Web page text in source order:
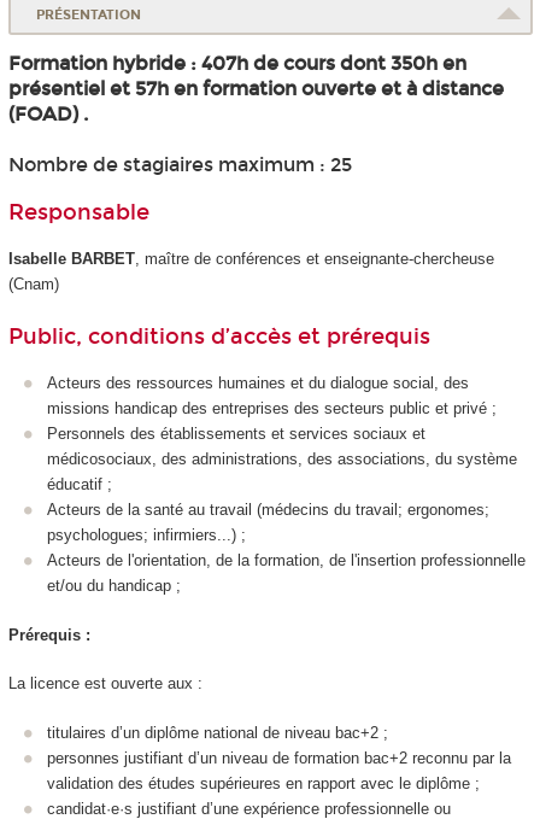
PRÉSENTATION
Formation hybride : 407h de cours dont 350h en
présentiel et 57h en formation ouverte et à distance
(FOAD) .
Nombre de stagiaires maximum : 25
Responsable
Isabelle BARBET, maître de conférences et enseignante-chercheuse
(Cnam)
Public, conditions d’accès et prérequis
Acteurs des ressources humaines et du dialogue social, des
missions handicap des entreprises des secteurs public et privé ;
Personnels des établissements et services sociaux et
médicosociaux, des administrations, des associations, du système
éducatif ;
Acteurs de la santé au travail (médecins du travail; ergonomes;
psychologues; infirmiers...) ;
Acteurs de l'orientation, de la formation, de l'insertion professionnelle
et/ou du handicap ;
Prérequis :
La licence est ouverte aux :
titulaires d’un diplôme national de niveau bac+2 ;
personnes justifiant d’un niveau de formation bac+2 reconnu par la
validation des études supérieures en rapport avec le diplôme ;
candidat·e·s justifiant d’une expérience professionnelle ou